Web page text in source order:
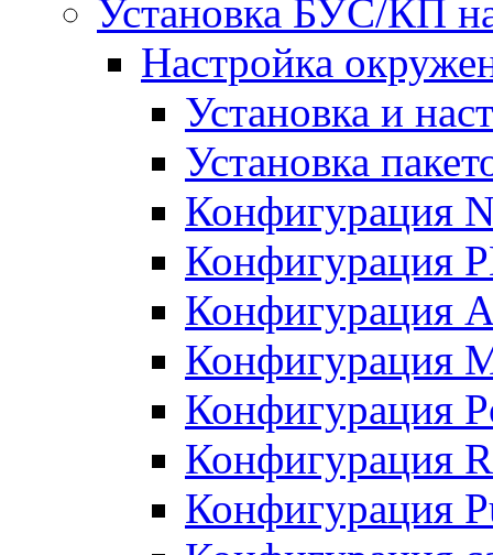
Установка БУС/КП
Настройка
Установка и
Установка
Конфигурация
Конфигурация
Конфигурация
Конфигурация
Конфигурация
Конфигурация
Конфигурация